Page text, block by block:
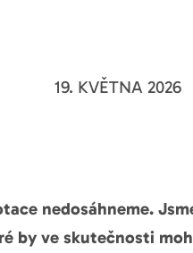
19. KVĚTNA 2026
nedosáhneme.
by ve skutečnosti